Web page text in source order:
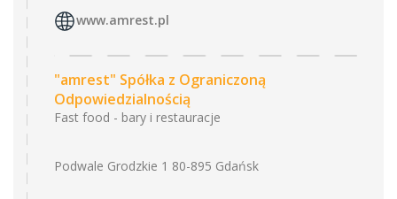
www.amrest.pl
"amrest" Spółka z Ograniczoną
Odpowiedzialnością
Fast food - bary i restauracje
Podwale Grodzkie 1 80-895 Gdańsk